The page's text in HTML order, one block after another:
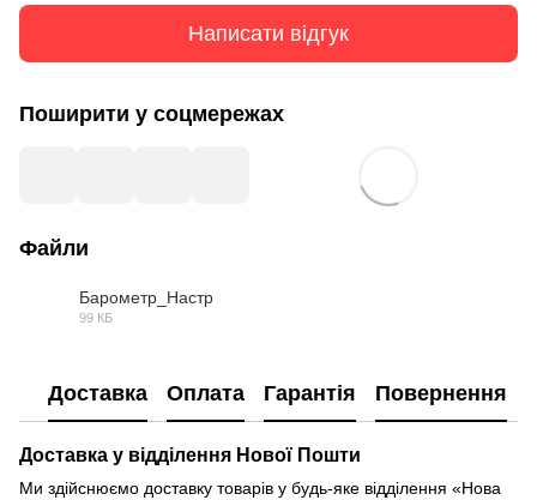
Написати відгук
Поширити у соцмережах
Файли
Барометр_Настр
99 КБ
Доставка Оплата Гарантія Повернення
Доставка у відділення Нової Пошти
Ми здійснюємо доставку товарів у будь-яке відділення «Нова